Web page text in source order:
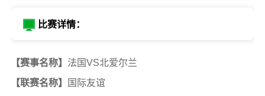
比赛详情：
【赛事名称】 法国VS北爱尔兰
【联赛名称】
国际友谊